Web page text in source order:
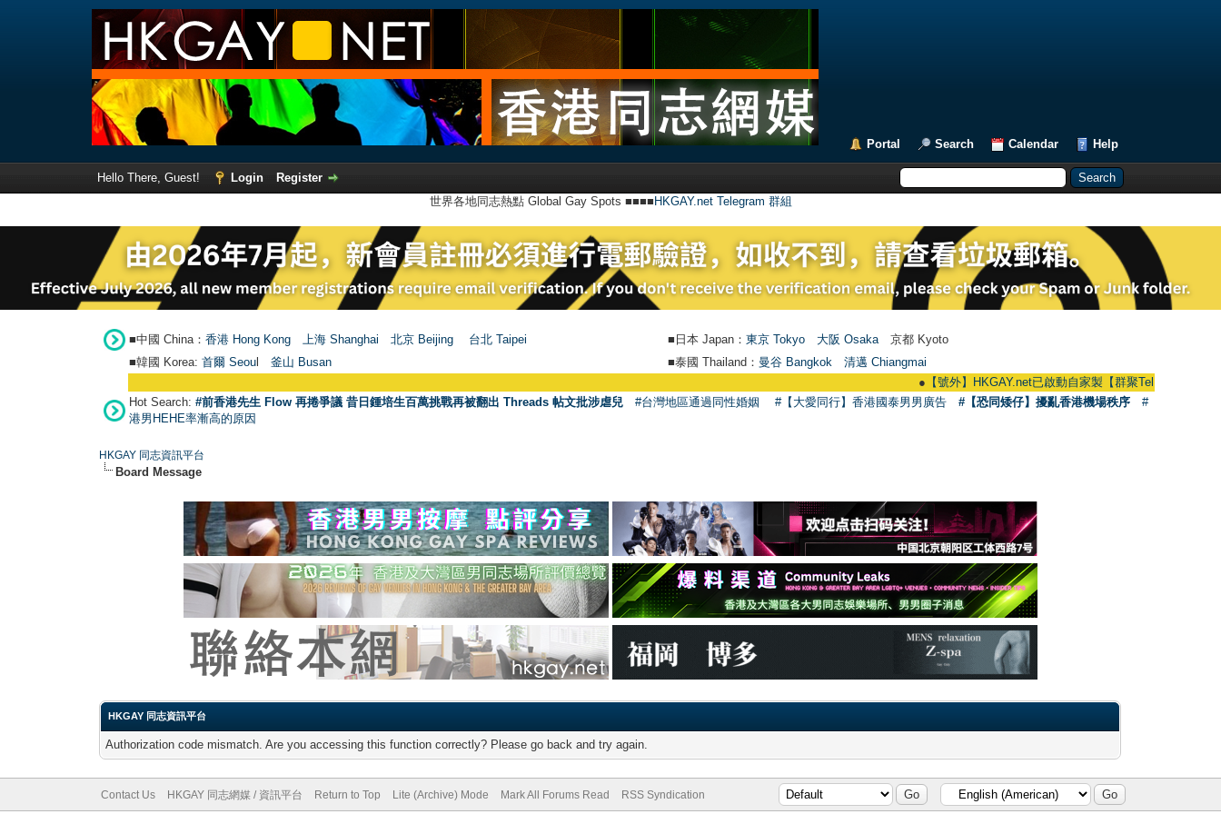
Portal Search Calendar Help
Hello There, Guest! Login
Register
世界各地同志熱點 Global Gay Spots ■■■■ HKGAY.net Telegram 群組
■中國 China： 香港 Hong Kong 上海 Shanghai 北京 Beijing 台北 Taipei ■日本 Japan： 東京 Tokyo 大阪 Osaka 京都 Kyoto
■韓國 Korea: 首爾 Seou 釜山 Busan ■泰國 Thailand： 曼谷 Bangkok
清邁 Chiangmai
【號外】HKGAY.net已啟動自家製【群聚Telegram群組】
Hot Search: #前香港先生 Flow 再捲爭議 昔日鍾培生百萬挑戰再被翻出 Threads 帖文批涉虐兒 #台灣地區通過同性婚姻 #【大愛同行】香港國泰男男廣告 #【恐同矮仔】擾亂香港機場秩序
#
港男HEHE率漸高的原因
HKGAY 同志資訊平台
Board Message
HKGAY 同志資訊平台
Authorization code mismatch. Are you accessing this function correctly? Please go back and try again.
Contact Us HKGAY 同志網媒 / 資訊平台 Return to Top Lite (Archive) Mode Mark All Forums Read RSS Syndication